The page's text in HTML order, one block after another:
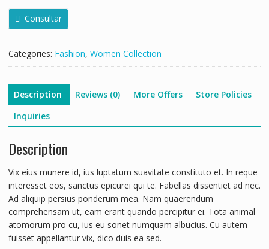
Consultar
Categories: Fashion, Women Collection
Description Reviews (0) More Offers
Store Policies
Inquiries
Description
Vix eius munere id, ius luptatum suavitate constituto et. In reque
interesset eos, sanctus epicurei qui te. Fabellas dissentiet ad nec.
Ad aliquip persius ponderum mea. Nam quaerendum
comprehensam ut, eam erant quando percipitur ei. Tota animal
atomorum pro cu, ius eu sonet numquam albucius. Cu autem
fuisset appellantur vix, dico duis ea sed.